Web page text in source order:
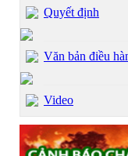
Quyết định
Văn bản điều
Video